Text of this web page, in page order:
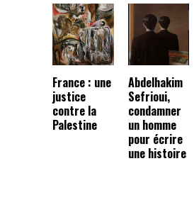
France : une
justice
contre la
Palestine
Abdelhakim
Sefrioui,
condamner
un homme
pour écrire
une histoire